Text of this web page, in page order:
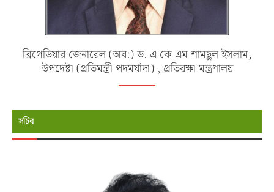
ব্রিগেডিয়ার জেনারেল (অব:) ড. এ কে এম শামছুল ইসলাম,
উপদেষ্টা (প্রতিমন্ত্রী পদমর্যাদা) , প্রতিরক্ষা মন্ত্রণালয়
সচিব